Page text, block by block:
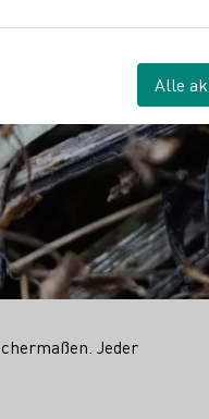
Jeder
Alle